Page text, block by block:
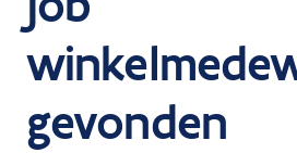
gevonden